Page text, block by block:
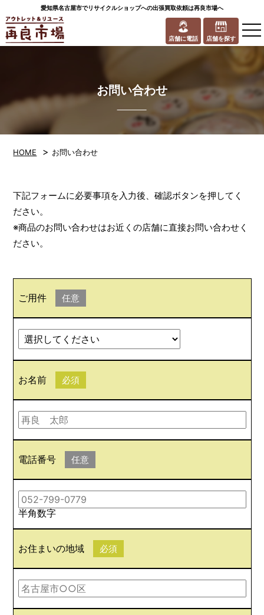
愛知県名古屋市でリサイクルショップへの出張買取依頼は再良市場へ
店舗に電話 店舗を探す
お問い合わせ
HOME > お問い合わせ
下記フォームに必要事項を入力後、確認ボタンを押してく
ださい。
※商品のお問い合わせはお近くの店舗に直接お問い合わせく
ださい。
ご用件 任意
お名前 必須
電話番号 任意
半角数字
お住まいの地域 必須